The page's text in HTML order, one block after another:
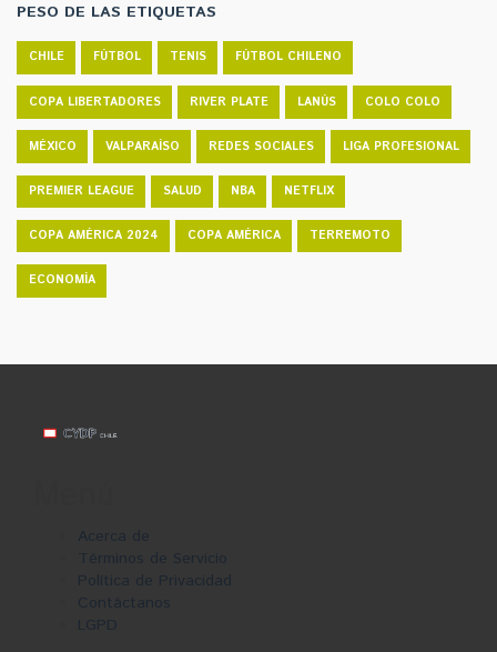
PESO DE LAS ETIQUETAS
CHILE FÚTBOL TENIS FÚTBOL CHILENO
COPA LIBERTADORES RIVER PLATE LANÚS COLO COLO
MÉXICO VALPARAÍSO REDES SOCIALES LIGA PROFESIONAL
PREMIER LEAGUE SALUD NBA NETFLIX
COPA AMÉRICA 2024 COPA AMÉRICA TERREMOTO
ECONOMÍA
Acerca de
Términos de Servicio
Política de Privacidad
Contáctanos
LGPD